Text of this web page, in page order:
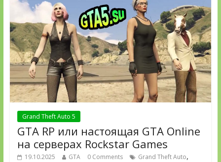
Grand Theft Auto 5
GTA RP или настоящая GTA Online
на серверах Rockstar Games
19.10.2025 GTA 0 Comments Grand Theft Auto,